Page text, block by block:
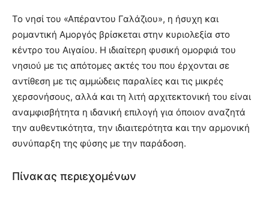
Το νησί του «Απέραντου Γαλάζιου», η ήσυχη και
ρομαντική Αμοργός βρίσκεται στην κυριολεξία στο
κέντρο του Aιγαίου. H ιδιαίτερη φυσική ομορφιά του
νησιού με τις απότομες ακτές του που έρχονται σε
αντίθεση με τις αμμώδεις παραλίες και τις μικρές
χερσονήσους, αλλά και τη λιτή αρχιτεκτονική του είναι
αναμφισβήτητα η ιδανική επιλογή για όποιον αναζητά
την αυθεντικότητα, την ιδιαιτερότητα και την αρμονική
συνύπαρξη της φύσης με την παράδοση.
Πίνακας περιεχομένων